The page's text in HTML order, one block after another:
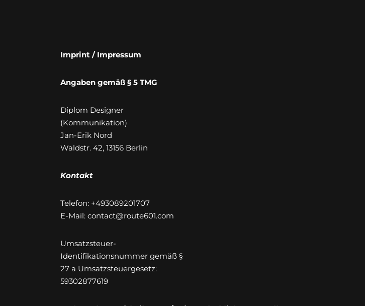
Imprint / Impressum
Angaben gemäß § 5 TMG
Diplom Designer
(Kommunikation)
Jan-Erik Nord
Waldstr. 42, 13156 Berlin
Kontakt
Telefon: +493089201707
E-Mail: contact@route601.com
Umsatzsteuer-
Identifikationsnummer gemäß §
27 a Umsatzsteuergesetz:
59302877619